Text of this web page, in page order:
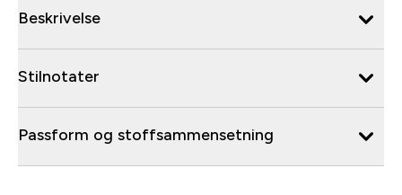
Beskrivelse
Stilnotater
Passform og stoffsammensetning